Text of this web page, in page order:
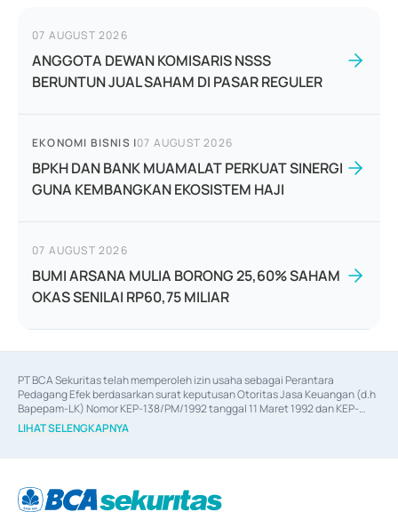
07 AUGUST 2026
ANGGOTA DEWAN KOMISARIS NSSS
BERUNTUN JUAL SAHAM DI PASAR REGULER
EKONOMI BISNIS |07 AUGUST 2026
BPKH DAN BANK MUAMALAT PERKUAT SINERGI
GUNA KEMBANGKAN EKOSISTEM HAJI
07 AUGUST 2026
BUMI ARSANA MULIA BORONG 25,60% SAHAM
OKAS SENILAI RP60,75 MILIAR
PT BCA Sekuritas telah memperoleh izin usaha sebagai Perantara
Pedagang Efek berdasarkan surat keputusan Otoritas Jasa Keuangan (d.h
Bapepam-LK) Nomor KEP-138/PM/1992 tanggal 11 Maret 1992 dan KEP-
06/D.04/2014 tanggal 28 Februari 2014, izin usaha sebagai Penjamin Emisi
Efek berdasarkan surat keputusan Otoritas Jasa Keuangan Nomor KEP-
berdasarkan surat keputusan Otoritas Jasa Keuangan Nomor S-
67/PM.21/2017 tanggal 3 Februari 2017, dan beberapa izin usaha lainnya
LIHAT SELENGKAPNYA